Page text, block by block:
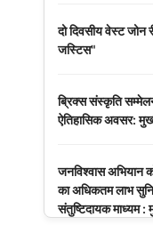
दो दिवसीय वेस्ट
जस्टिस"
ब्रिक्स संस्कृति
ऐतिहासिक अवसर:
जनविश्वास अभियान
का अधिकतम लाभ
संतुष्टिदायक माध्यम :